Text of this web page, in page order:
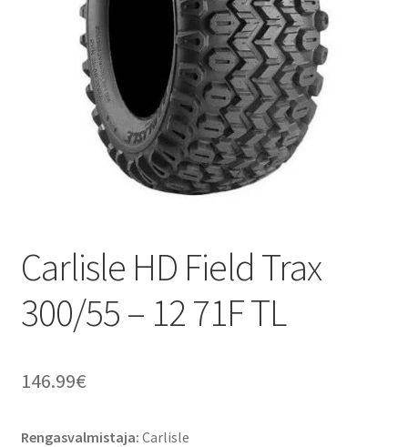
Carlisle HD Field Trax
300/55 – 12 71F TL
146.99€
Rengasvalmistaja: Carlisle